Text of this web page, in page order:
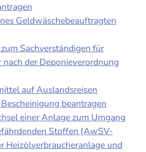
Geldwäschebeauftragten
Sachverständigen für
nach der Deponieverordnung
auf Auslandsreisen
beantragen
einer Anlage zum Umgang
Stoffen (AwSV-
Heizölverbraucheranlage und